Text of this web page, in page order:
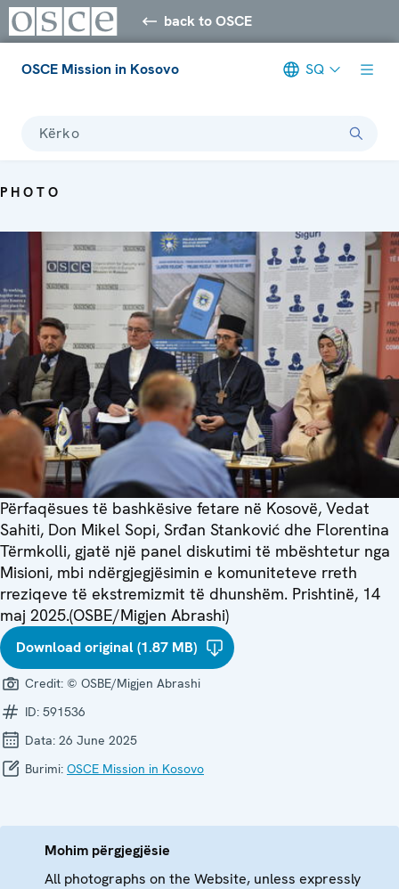
back to OSCE
OSCE Mission in Kosovo SQ
Kërko
PHOTO
Përfaqësues të bashkësive fetare në Kosovë, Vedat
Sahiti, Don Mikel Sopi, Srđan Stanković dhe Florentina
Tërmkolli, gjatë një panel diskutimi të mbështetur nga
Misioni, mbi ndërgjegjësimin e komuniteteve rreth
rreziqeve të ekstremizmit të dhunshëm. Prishtinë, 14
maj 2025.(OSBE/Migjen Abrashi)
Download original (1.87 MB)
Credit: © OSBE/Migjen Abrashi
ID: 591536
Data: 26 June 2025
Burimi: OSCE Mission in Kosovo
Mohim përgjegjësie
All photographs on the Website, unless expressly